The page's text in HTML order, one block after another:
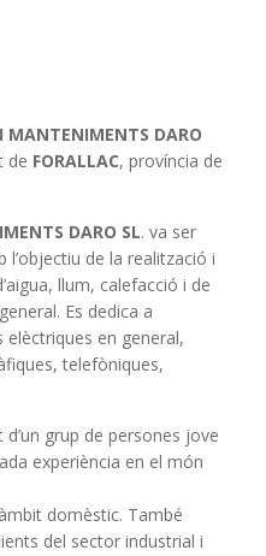
MANTENIMENTS DARO
de FORALLAC, província de
DARO SL. va ser
de la realització i
llum, calefacció i de
Es dedica a
elèctriques en general,
telefòniques,
grup de persones jove
experiència en el món
domèstic. També
del sector industrial i